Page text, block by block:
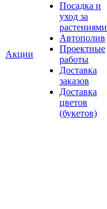
Акции
Посадка и
уход за
растениями
Автополив
Проектные
работы
Доставка
заказов
Доставка
цветов
(букетов)